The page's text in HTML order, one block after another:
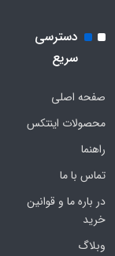
دسترسی
سریع
صفحه اصلی
محصولات اینتکس
راهنما
تماس با ما
در باره ما و قوانین
خرید
وبلاگ